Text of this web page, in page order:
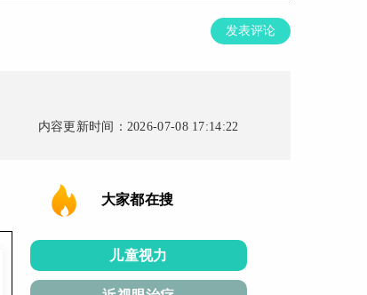
发表评论
内容更新时间：2026-07-08 17:14:22
大家都在搜
儿童视力